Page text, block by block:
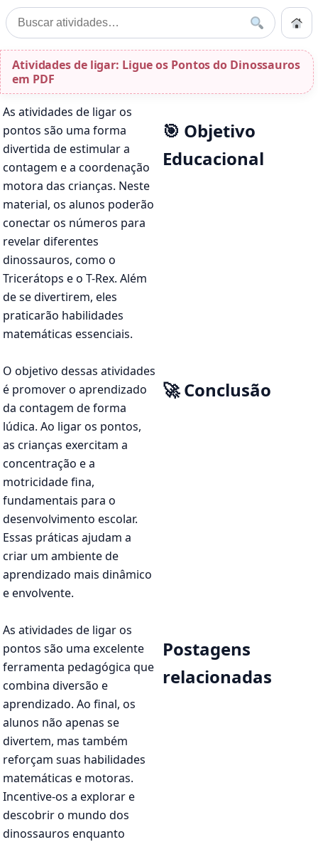
Pular para o conteúdo
Buscar por:
Buscar
Início
Início»Atividades de ligar: Ligue os Pontos do Dinossauros em PDF
Atividades de ligar: Ligue os Pontos do Dinossauros
em PDF
As atividades de ligar os
pontos são uma forma
divertida de estimular a
contagem e a coordenação
motora das crianças. Neste
material, os alunos poderão
conectar os números para
revelar diferentes
dinossauros, como o
Tricerátops e o T-Rex. Além
de se divertirem, eles
praticarão habilidades
matemáticas essenciais.
🎯 Objetivo
Educacional
O objetivo dessas atividades
é promover o aprendizado
da contagem de forma
lúdica. Ao ligar os pontos,
as crianças exercitam a
concentração e a
motricidade fina,
fundamentais para o
desenvolvimento escolar.
Essas práticas ajudam a
criar um ambiente de
aprendizado mais dinâmico
e envolvente.
🚀 Conclusão
As atividades de ligar os
pontos são uma excelente
ferramenta pedagógica que
combina diversão e
aprendizado. Ao final, os
alunos não apenas se
divertem, mas também
reforçam suas habilidades
matemáticas e motoras.
Incentive-os a explorar e
descobrir o mundo dos
dinossauros enquanto
Postagens
relacionadas